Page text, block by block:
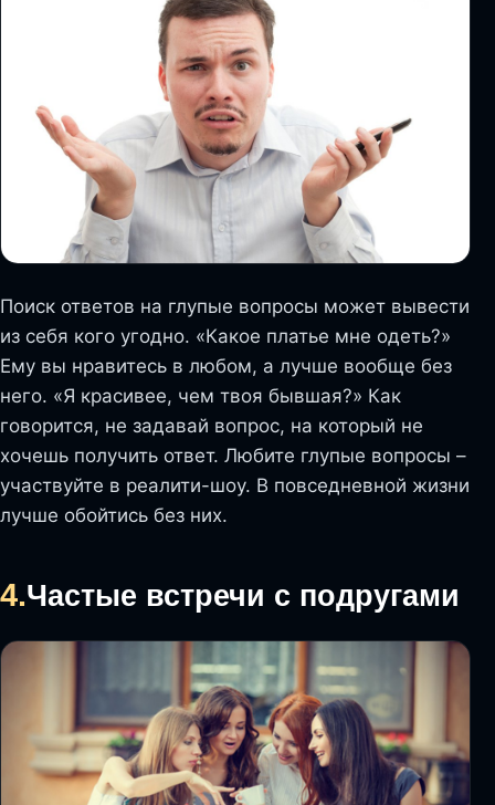
Поиск ответов на глупые вопросы может вывести
из себя кого угодно. «Какое платье мне одеть?»
Ему вы нравитесь в любом, а лучше вообще без
него. «Я красивее, чем твоя бывшая?» Как
говорится, не задавай вопрос, на который не
хочешь получить ответ. Любите глупые вопросы –
участвуйте в реалити-шоу. В повседневной жизни
лучше обойтись без них.
4.Частые встречи с подругами